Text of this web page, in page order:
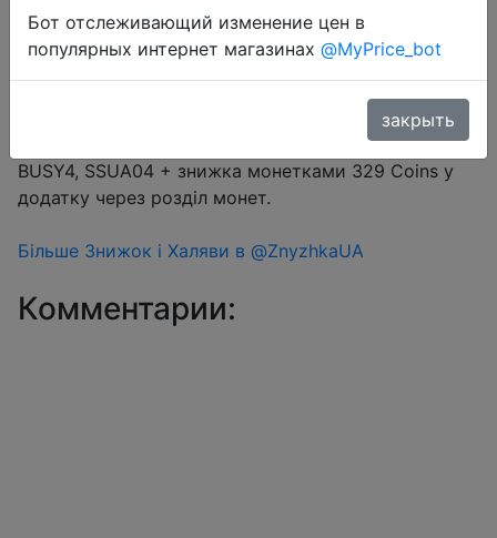
Промокод на вибір $4/$24 (16.67%) → AEUA4,
UACD4, LR04, SPEKA04, AEXP04, LRUKR04, EXPUA04,
BUSY4, SSUA04 + знижка монетками 329 Coins у
додатку через розділ монет.
Більше Знижок і Халяви в @ZnyzhkaUA
Комментарии:
Бот отслеживающий изменение цен в
популярных интернет магазинах @MyPrice_bot
закрыть